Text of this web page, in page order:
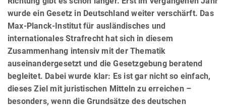
wurde ein Gesetz in Deutschland weiter verschärft. Das
Max-Planck-Institut für ausländisches und
internationales Strafrecht hat sich in diesem
Zusammenhang intensiv mit der Thematik
auseinandergesetzt und die Gesetzgebung beratend
begleitet. Dabei wurde klar: Es ist gar nicht so einfach,
dieses Ziel mit juristischen Mitteln zu erreichen –
besonders, wenn die Grundsätze des deutschen